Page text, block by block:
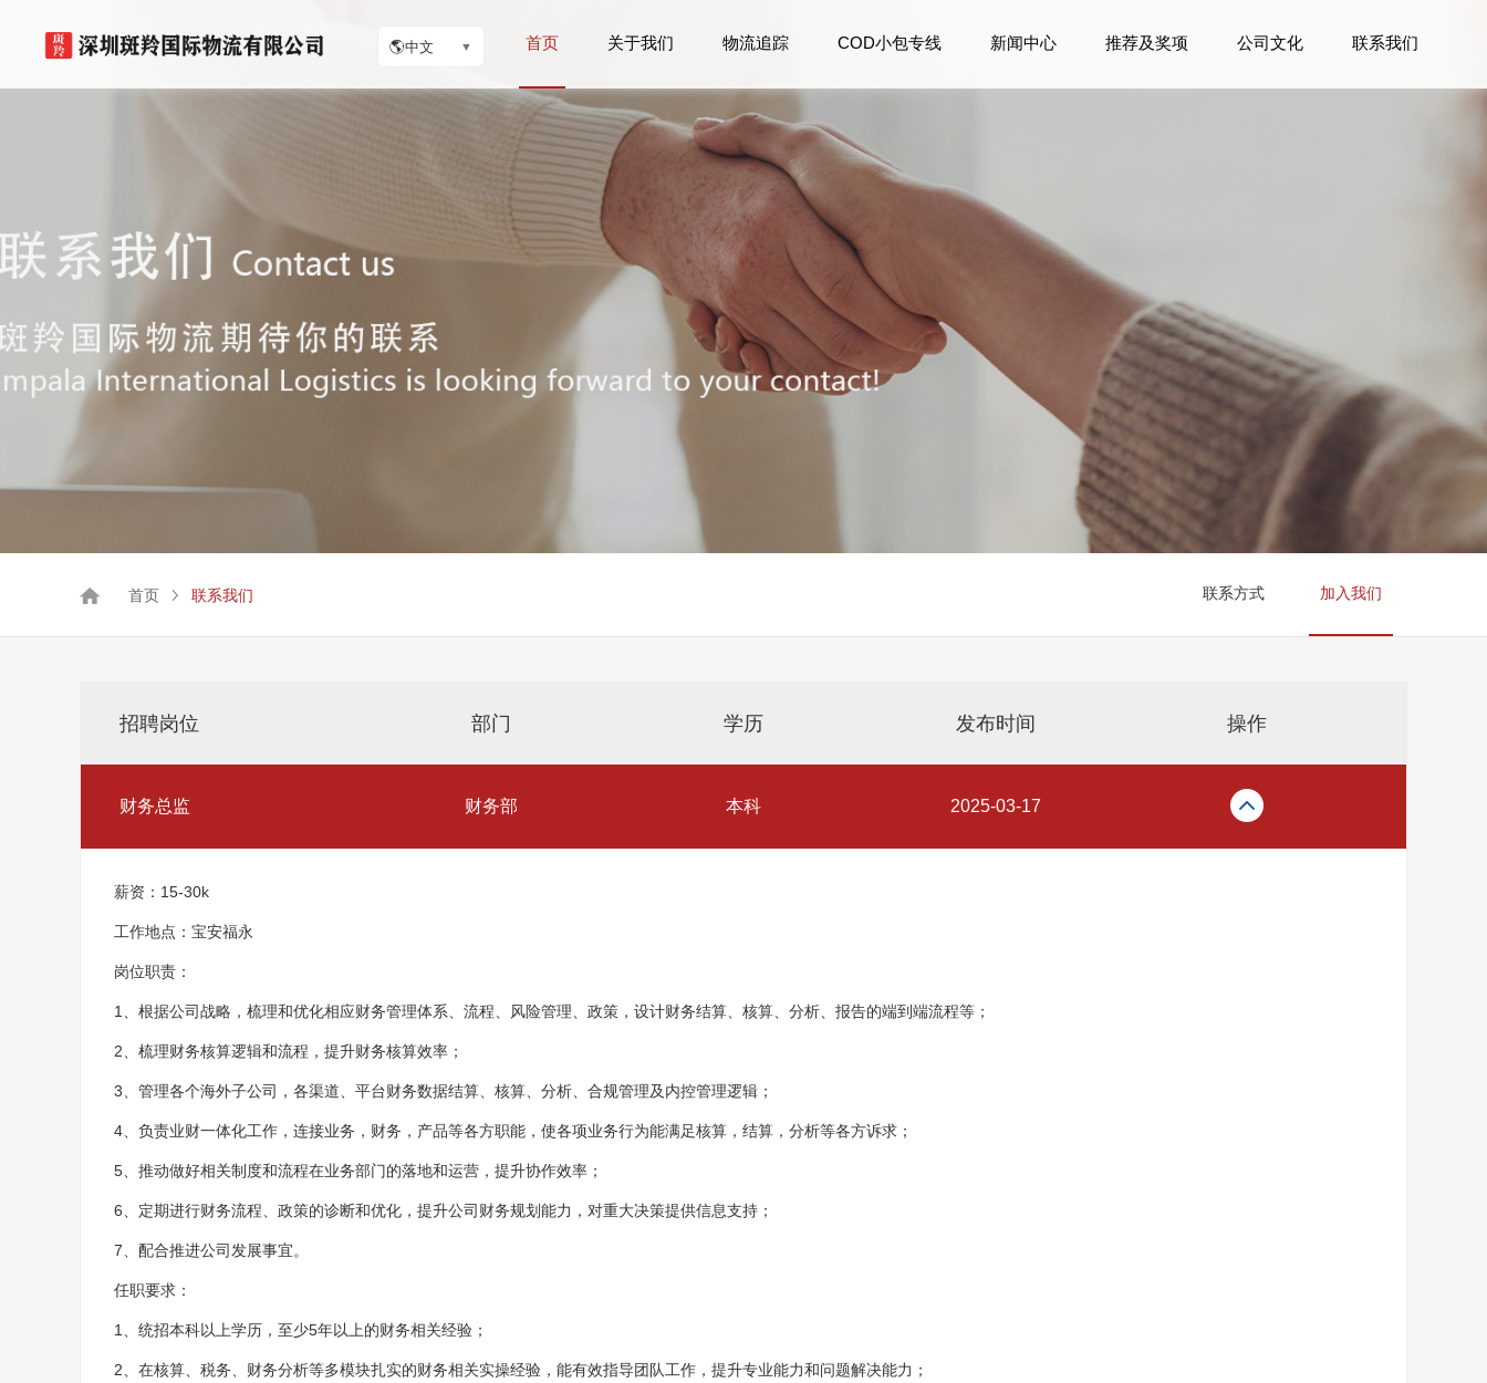
🌎中文 ▼ 首页 关于我们 物流追踪 COD小包专线 新闻中心 推荐及奖项 公司文化 联系我们
首页 联系我们 联系方式 加入我们
招聘岗位 部门 学历 发布时间 操作
财务总监 财务部 本科 2025-03-17
薪资：15-30k
工作地点：宝安福永
岗位职责：
1、根据公司战略，梳理和优化相应财务管理体系、流程、风险管理、政策，设计财务结算、核算、分析、报告的端到端流程等；
2、梳理财务核算逻辑和流程，提升财务核算效率；
3、管理各个海外子公司，各渠道、平台财务数据结算、核算、分析、合规管理及内控管理逻辑；
4、负责业财一体化工作，连接业务，财务，产品等各方职能，使各项业务行为能满足核算，结算，分析等各方诉求；
5、推动做好相关制度和流程在业务部门的落地和运营，提升协作效率；
6、定期进行财务流程、政策的诊断和优化，提升公司财务规划能力，对重大决策提供信息支持；
7、配合推进公司发展事宜。
任职要求：
1、统招本科以上学历，至少5年以上的财务相关经验；
2、在核算、税务、财务分析等多模块扎实的财务相关实操经验，能有效指导团队工作，提升专业能力和问题解决能力；